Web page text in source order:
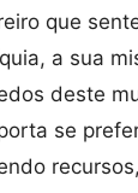
que
a sua
deste
se